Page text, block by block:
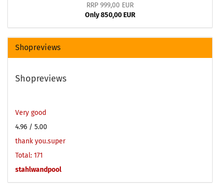
RRP 999,00 EUR
Only 850,00 EUR
Shopreviews
Shopreviews
Very good
4.96 / 5.00
thank you.super
Total: 171
stahlwandpool